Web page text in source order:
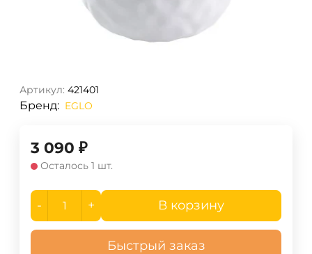
Артикул: 421401
Бренд: EGLO
3 090 ₽
Осталось 1 шт.
- + В корзину
Быстрый заказ